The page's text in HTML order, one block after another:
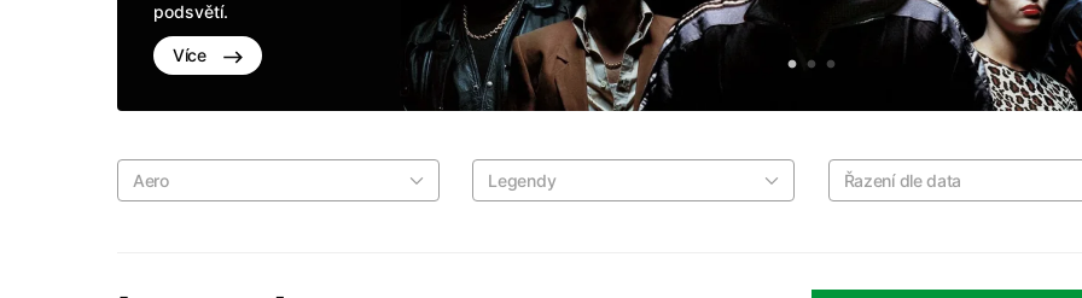
podsvětí.
Více
Aero Legendy Řazení dle data